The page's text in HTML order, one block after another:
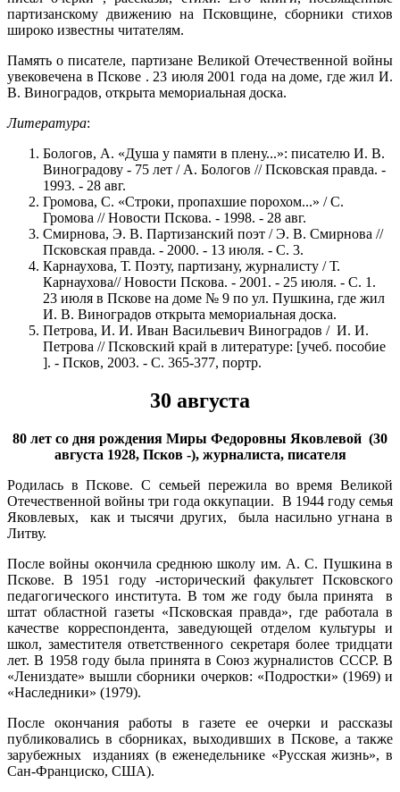
партизанскому движению на Псковщине, сборники стихов
широко известны читателям.
Память о писателе, партизане Великой Отечественной войны
увековечена в Пскове . 23 июля 2001 года на доме, где жил И.
В. Виноградов, открыта мемориальная доска.
Литература:
Бологов, А. «Душа у памяти в плену...»: писателю И. В.
Виноградову - 75 лет / А. Бологов // Псковская правда. -
1993. - 28 авг.
Громова, С. «Строки, пропахшие порохом...» / С.
Громова // Новости Пскова. - 1998. - 28 авг.
Смирнова, Э. В. Партизанский поэт / Э. В. Смирнова //
Псковская правда. - 2000. - 13 июля. - С. 3.
Карнаухова, Т. Поэту, партизану, журналисту / Т.
Карнаухова// Новости Пскова. - 2001. - 25 июля. - С. 1.
23 июля в Пскове на доме № 9 по ул. Пушкина, где жил
И. В. Виноградов открыта мемориальная доска.
Петрова, И. И. Иван Васильевич Виноградов / И. И.
Петрова // Псковский край в литературе: [учеб. пособие
]. - Псков, 2003. - С. 365-377, портр.
30 августа
80 лет со дня рождения Миры Федоровны Яковлевой (30
августа 1928, Псков -), журналиста, писателя
Родилась в Пскове. С семьей пережила во время Великой
Отечественной войны три года оккупации. В 1944 году семья
Яковлевых, как и тысячи других, была насильно угнана в
Литву.
После войны окончила среднюю школу им. А. С. Пушкина в
Пскове. В 1951 году -исторический факультет Псковского
педагогического института. В том же году была принята в
штат областной газеты «Псковская правда», где работала в
качестве корреспондента, заведующей отделом культуры и
школ, заместителя ответственного секретаря более тридцати
лет. В 1958 году была принята в Союз журналистов СССР. В
«Лениздате» вышли сборники очерков: «Подростки» (1969) и
«Наследники» (1979).
После окончания работы в газете ее очерки и рассказы
публиковались в сборниках, выходивших в Пскове, а также
зарубежных изданиях (в еженедельнике «Русская жизнь», в
Сан-Франциско, США).